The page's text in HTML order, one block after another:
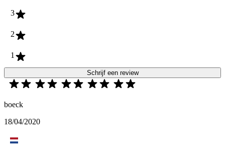
3
2
1
Schrijf een review
boeck
18/04/2020